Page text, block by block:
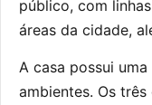
público, com
áreas da cidade,
A casa possui
ambientes. Os